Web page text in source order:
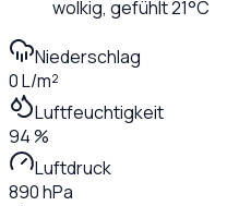
wolkig, gefühlt21°C
Niederschlag
0 L/m²
Luftfeuchtigkeit
94 %
Luftdruck
890 hPa